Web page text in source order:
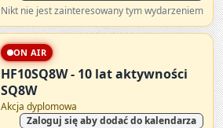
Nikt nie jest zainteresowany tym wydarzeniem
ON AIR
HF10SQ8W - 10 lat aktywności
SQ8W
Akcja dyplomowa
Zaloguj się aby dodać do kalendarza